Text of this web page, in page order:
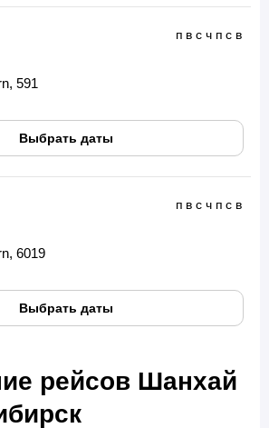
591
п в с ч п с в
Выбрать даты
6019
п в с ч п с в
Выбрать даты
рейсов Шанхай